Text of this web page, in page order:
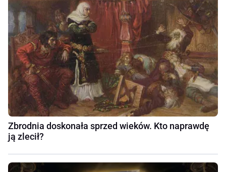
Zbrodnia doskonała sprzed wieków. Kto naprawdę
ją zlecił?